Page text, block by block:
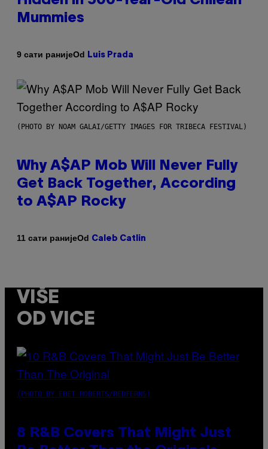
Mummies
9 сати ранијеOd Luis Prada
(PHOTO BY NOAM GALAI/GETTY IMAGES FOR TRIBECA FESTIVAL)
Why A$AP Mob Will Never Fully
Get Back Together, According
to A$AP Rocky
11 сати ранијеOd Caleb Catlin
VIŠE
OD VICE
(PHOTO BY EBET ROBERTS/REDFERNS)
8 R&B Covers That Might Just